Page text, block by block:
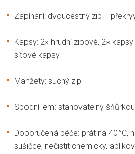
Zapínání: dvoucestný zip +
Kapsy: 2× hrudní zipové, 2×
síťové kapsy
Manžety: suchý zip
Spodní lem: stahovatelný šňůrkou
Doporučená péče: prát na 40 °C,
sušičce, nečistit chemicky,